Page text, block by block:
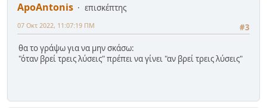
ApoAntonis
επισκέπτης
#3
07 Οκτ 2022, 11:07:19 ΠΜ
θα το γράψω για να μην σκάσω:
"όταν βρεί τρεις λύσεις" πρέπει να γίνει "αν βρεί τρεις λύσεις"